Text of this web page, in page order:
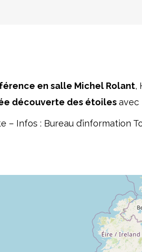
en salle Michel Rolant,
découverte des étoilesavec
– Infos : Bureau d’information